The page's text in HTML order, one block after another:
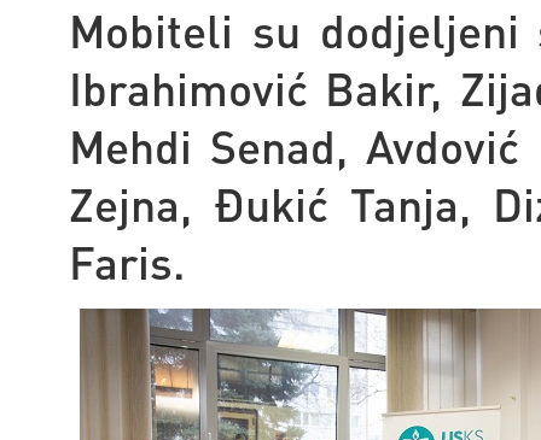
Mobiteli su dodjeljeni
Ibrahimović Bakir,
Mehdi Senad,
Zejna, Đukić Tanja,
Faris.